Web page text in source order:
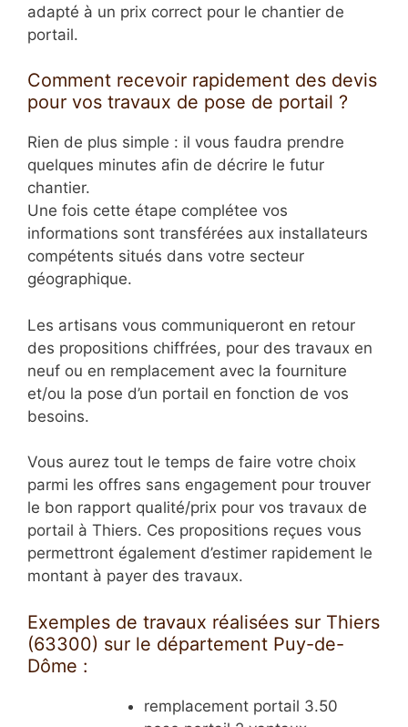
adapté à un prix correct pour le chantier de
portail.
Comment recevoir rapidement des devis
pour vos travaux de pose de portail ?
Rien de plus simple : il vous faudra prendre
quelques minutes afin de décrire le futur
chantier.
Une fois cette étape complétee vos
informations sont transférées aux installateurs
compétents situés dans votre secteur
géographique.
Les artisans vous communiqueront en retour
des propositions chiffrées, pour des travaux en
neuf ou en remplacement avec la fourniture
et/ou la pose d’un portail en fonction de vos
besoins.
Vous aurez tout le temps de faire votre choix
parmi les offres sans engagement pour trouver
le bon rapport qualité/prix pour vos travaux de
portail à Thiers. Ces propositions reçues vous
permettront également d’estimer rapidement le
montant à payer des travaux.
Exemples de travaux réalisées sur Thiers
(63300) sur le département Puy-de-
Dôme :
remplacement portail 3.50